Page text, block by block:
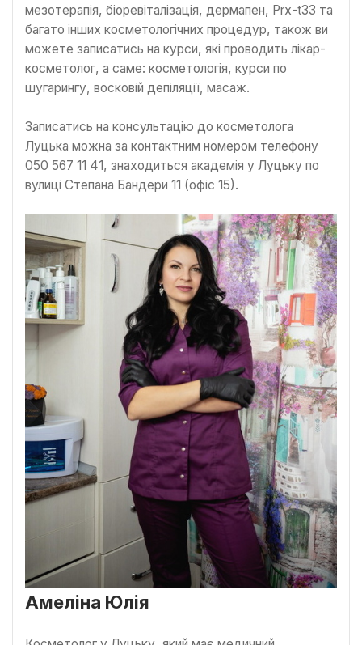
мезотерапія, біоревіталізація, дермапен, Prx-t33 та
багато інших косметологічних процедур, також ви
можете записатись на курси, які проводить лікар-
косметолог, а саме: косметологія, курси по
шугарингу, восковій депіляції, масаж.
Записатись на консультацію до косметолога
Луцька можна за контактним номером телефону
050 567 11 41, знаходиться академія у Луцьку по
вулиці Степана Бандери 11 (офіс 15).
Амеліна Юлія